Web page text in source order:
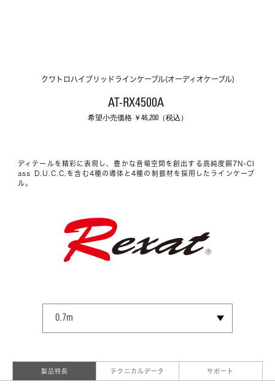
クワトロハイブリッドラインケーブル(オーディオケーブル)
AT-RX4500A
希望小売価格 ￥ 46,200（税込）
ディテールを精彩に表現し、豊かな音場空間を創出する高純度銅7N-Cl
ass D.U.C.C.を含む4種の導体と4種の制振材を採用したラインケーブ
ル。
SELECT SIZE
0.7m
製品特長 テクニカルデータ サポート